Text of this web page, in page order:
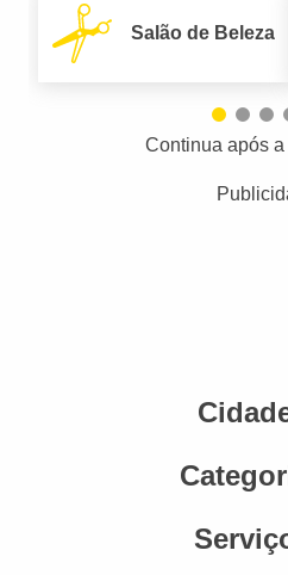
Salão de Beleza
Continua após